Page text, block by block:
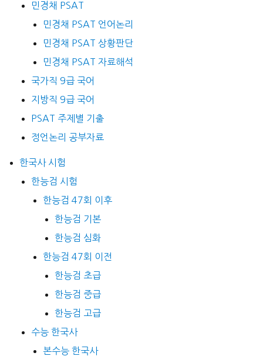
민경채 PSAT
민경채 PSAT 언어논리
민경채 PSAT 상황판단
민경채 PSAT 자료해석
국가직 9급 국어
지방직 9급 국어
PSAT 주제별 기출
정언논리 공부자료
한국사 시험
한능검 시험
한능검 47회 이후
한능검 기본
한능검 심화
한능검 47회 이전
한능검 초급
한능검 중급
한능검 고급
수능 한국사
본수능 한국사